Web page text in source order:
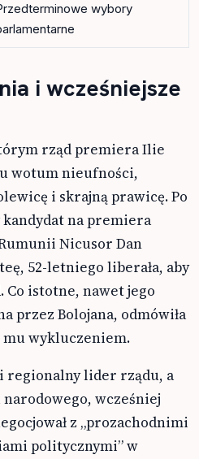
wybory
i wcześniejsze
rząd premiera Ilie
wotum nieufności,
i skrajną prawicę. Po
na premiera
Nicusor Dan
52-letniego liberała, aby
Co istotne, nawet jego
przez Bolojana, odmówiła
mu wykluczeniem.
regionalny lider rządu, a
wcześniej
z „prozachodnimi
politycznymi” w